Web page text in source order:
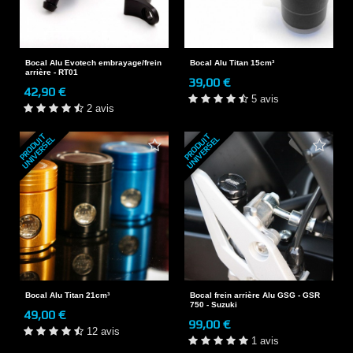
Bocal Alu Evotech embrayage/frein
arrière - RT01
42,90 €
2 avis
Bocal Alu Titan 15cm³
39,00 €
5 avis
P
R
O
D
U
I
T
U
N
I
V
E
R
S
E
L
Bocal Alu Titan 21cm³
49,00 €
12 avis
P
R
O
D
U
I
T
U
N
I
V
E
R
S
E
L
Bocal frein arrière Alu GSG - GSR
750 - Suzuki
99,00 €
1 avis